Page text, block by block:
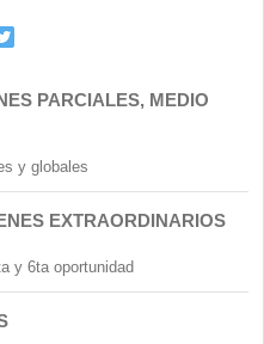
PARCIALES, MEDIO
y globales
EXTRAORDINARIOS
y 6ta oportunidad